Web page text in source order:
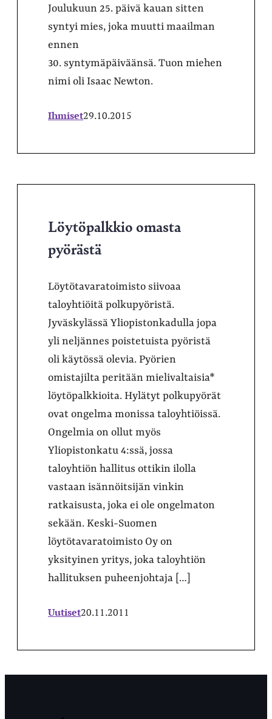
Joulukuun 25. päivä kauan sitten
syntyi mies, joka muutti maailman
ennen
30. syntymäpäiväänsä. Tuon miehen
nimi oli Isaac Newton.
Ihmiset29.10.2015
Löytöpalkkio omasta
pyörästä
Löytötavaratoimisto siivoaa
taloyhtiöitä polkupyöristä.
Jyväskylässä Yliopistonkadulla jopa
yli neljännes poistetuista pyöristä
oli käytössä olevia. Pyörien
omistajilta peritään mielivaltaisia*
löytöpalkkioita. Hylätyt polkupyörät
ovat ongelma monissa taloyhtiöissä.
Ongelmia on ollut myös
Yliopistonkatu 4:ssä, jossa
taloyhtiön hallitus ottikin ilolla
vastaan isännöitsijän vinkin
ratkaisusta, joka ei ole ongelmaton
sekään. Keski-Suomen
löytötavaratoimisto Oy on
yksityinen yritys, joka taloyhtiön
hallituksen puheenjohtaja […]
Uutiset20.11.2011